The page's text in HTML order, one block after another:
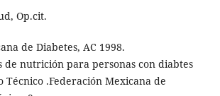
Op.cit.
de Diabetes, AC 1998.
de nutrición para personas con diabtes
Técnico .Federación Mexicana de